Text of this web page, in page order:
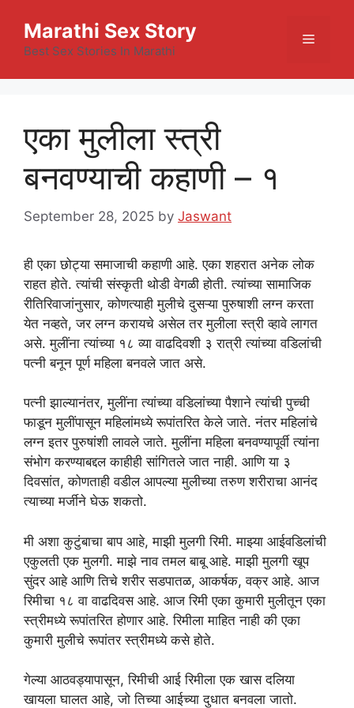
content
Marathi Sex Story
Best Sex Stories In Marathi
Menu
एका मुलीला स्त्री
बनवण्याची कहाणी – १
September 28, 2025 by Jaswant
ही एका छोट्या समाजाची कहाणी आहे. एका शहरात अनेक लोक
राहत होते. त्यांची संस्कृती थोडी वेगळी होती. त्यांच्या सामाजिक
रीतिरिवाजांनुसार, कोणत्याही मुलीचे दुसऱ्या पुरुषाशी लग्न करता
येत नव्हते, जर लग्न करायचे असेल तर मुलीला स्त्री व्हावे लागत
असे. मुलींना त्यांच्या १८ व्या वाढदिवशी ३ रात्री त्यांच्या वडिलांची
पत्नी बनून पूर्ण महिला बनवले जात असे.
पत्नी झाल्यानंतर, मुलींना त्यांच्या वडिलांच्या पैशाने त्यांची पुच्ची
फाडून मुलींपासून महिलांमध्ये रूपांतरित केले जाते. नंतर महिलांचे
लग्न इतर पुरुषांशी लावले जाते. मुलींना महिला बनवण्यापूर्वी त्यांना
संभोग करण्याबद्दल काहीही सांगितले जात नाही. आणि या ३
दिवसांत, कोणताही वडील आपल्या मुलीच्या तरुण शरीराचा आनंद
त्याच्या मर्जीने घेऊ शकतो.
मी अशा कुटुंबाचा बाप आहे, माझी मुलगी रिमी. माझ्या आईवडिलांची
एकुलती एक मुलगी. माझे नाव तमल बाबू आहे. माझी मुलगी खूप
सुंदर आहे आणि तिचे शरीर सडपातळ, आकर्षक, वक्र आहे. आज
रिमीचा १८ वा वाढदिवस आहे. आज रिमी एका कुमारी मुलीतून एका
स्त्रीमध्ये रूपांतरित होणार आहे. रिमीला माहित नाही की एका
कुमारी मुलीचे रूपांतर स्त्रीमध्ये कसे होते.
गेल्या आठवड्यापासून, रिमीची आई रिमीला एक खास दलिया
खायला घालत आहे, जो तिच्या आईच्या दुधात बनवला जातो.